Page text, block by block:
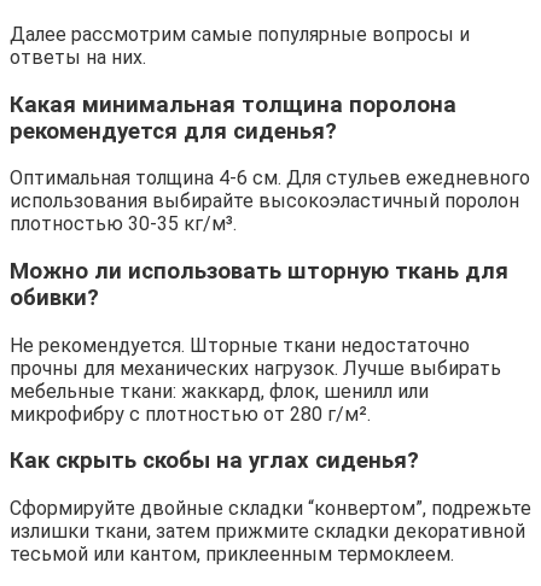
Далее рассмотрим самые популярные вопросы и
ответы на них.
Какая минимальная толщина поролона
рекомендуется для сиденья?
Оптимальная толщина 4-6 см. Для стульев ежедневного
использования выбирайте высокоэластичный поролон
плотностью 30-35 кг/м³.
Можно ли использовать шторную ткань для
обивки?
Не рекомендуется. Шторные ткани недостаточно
прочны для механических нагрузок. Лучше выбирать
мебельные ткани: жаккард, флок, шенилл или
микрофибру с плотностью от 280 г/м².
Как скрыть скобы на углах сиденья?
Сформируйте двойные складки “конвертом”, подрежьте
излишки ткани, затем прижмите складки декоративной
тесьмой или кантом, приклеенным термоклеем.